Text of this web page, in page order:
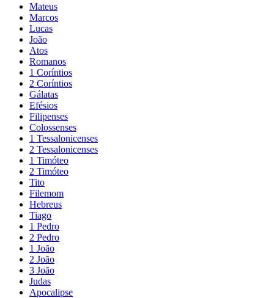
Mateus
Marcos
Lucas
João
Atos
Romanos
1 Coríntios
2 Coríntios
Gálatas
Efésios
Filipenses
Colossenses
1 Tessalonicenses
2 Tessalonicenses
1 Timóteo
2 Timóteo
Tito
Filemom
Hebreus
Tiago
1 Pedro
2 Pedro
1 João
2 João
3 João
Judas
Apocalipse